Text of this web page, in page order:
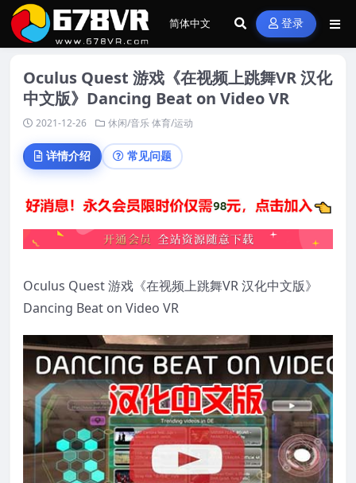
登录
Oculus Quest 游戏《在视频上跳舞VR 汉化
中文版》Dancing Beat on Video VR
2021-12-26 休闲/音乐体育/运动
详情介绍 常见问题
Oculus Quest 游戏《在视频上跳舞VR 汉化中文版》
Dancing Beat on Video VR